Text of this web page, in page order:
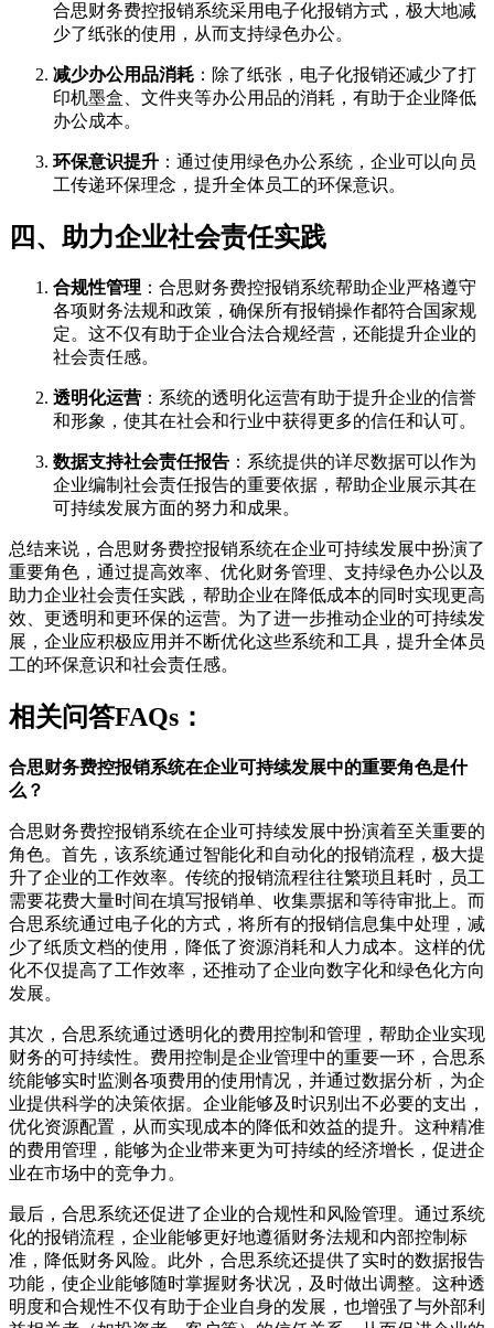
合思财务费控报销系统采用电子化报销方式，极大地减
少了纸张的使用，从而支持绿色办公。
减少办公用品消耗 ：除了纸张，电子化报销还减少了打
印机墨盒、文件夹等办公用品的消耗，有助于企业降低
办公成本。
环保意识提升 ：通过使用绿色办公系统，企业可以向员
工传递环保理念，提升全体员工的环保意识。
四、助力企业社会责任实践
合规性管理 ：合思财务费控报销系统帮助企业严格遵守
各项财务法规和政策，确保所有报销操作都符合国家规
定。这不仅有助于企业合法合规经营，还能提升企业的
社会责任感。
透明化运营 ：系统的透明化运营有助于提升企业的信誉
和形象，使其在社会和行业中获得更多的信任和认可。
数据支持社会责任报告 ：系统提供的详尽数据可以作为
企业编制社会责任报告的重要依据，帮助企业展示其在
可持续发展方面的努力和成果。
总结来说，合思财务费控报销系统在企业可持续发展中扮演了
重要角色，通过提高效率、优化财务管理、支持绿色办公以及
助力企业社会责任实践，帮助企业在降低成本的同时实现更高
效、更透明和更环保的运营。为了进一步推动企业的可持续发
展，企业应积极应用并不断优化这些系统和工具，提升全体员
工的环保意识和社会责任感。
相关问答FAQs：
合思财务费控报销系统在企业可持续发展中的重要角色是什
么？
合思财务费控报销系统在企业可持续发展中扮演着至关重要的
角色。首先，该系统通过智能化和自动化的报销流程，极大提
升了企业的工作效率。传统的报销流程往往繁琐且耗时，员工
需要花费大量时间在填写报销单、收集票据和等待审批上。而
合思系统通过电子化的方式，将所有的报销信息集中处理，减
少了纸质文档的使用，降低了资源消耗和人力成本。这样的优
化不仅提高了工作效率，还推动了企业向数字化和绿色化方向
发展。
其次，合思系统通过透明化的费用控制和管理，帮助企业实现
财务的可持续性。费用控制是企业管理中的重要一环，合思系
统能够实时监测各项费用的使用情况，并通过数据分析，为企
业提供科学的决策依据。企业能够及时识别出不必要的支出，
优化资源配置，从而实现成本的降低和效益的提升。这种精准
的费用管理，能够为企业带来更为可持续的经济增长，促进企
业在市场中的竞争力。
最后，合思系统还促进了企业的合规性和风险管理。通过系统
化的报销流程，企业能够更好地遵循财务法规和内部控制标
准，降低财务风险。此外，合思系统还提供了实时的数据报告
功能，使企业能够随时掌握财务状况，及时做出调整。这种透
明度和合规性不仅有助于企业自身的发展，也增强了与外部利